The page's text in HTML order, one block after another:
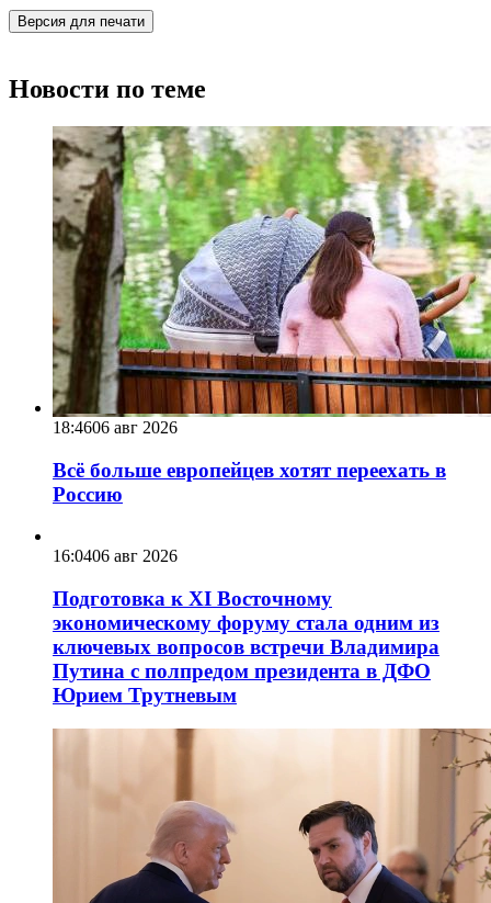
Версия для печати
Новости по теме
18:4606 авг 2026
Всё больше европейцев хотят переехать в
Россию
16:0406 авг 2026
Подготовка к XI Восточному
экономическому форуму стала одним из
ключевых вопросов встречи Владимира
Путина с полпредом президента в ДФО
Юрием Трутневым